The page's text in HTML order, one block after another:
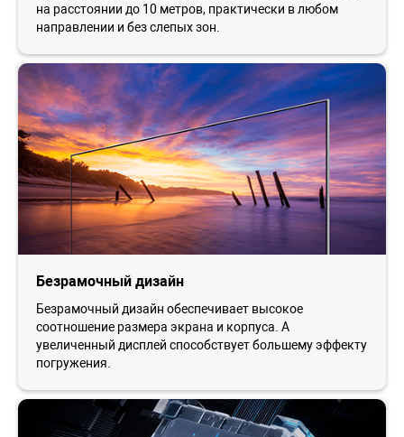
на расстоянии до 10 метров, практически в любом
направлении и без слепых зон.
Безрамочный дизайн
Безрамочный дизайн обеспечивает высокое
соотношение размера экрана и корпуса. А
увеличенный дисплей способствует большему эффекту
погружения.